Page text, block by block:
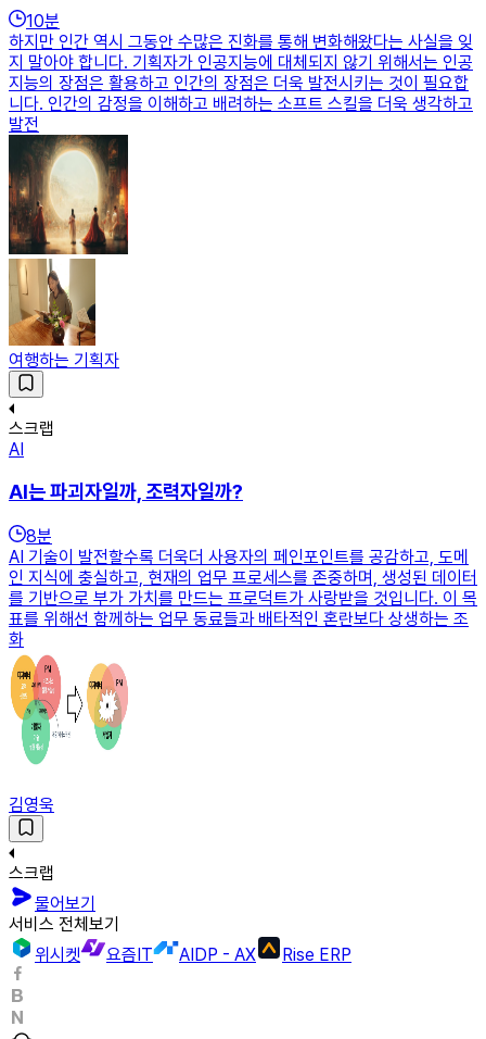
10분
하지만 인간 역시 그동안 수많은 진화를 통해 변화해왔다는 사실을 잊
지 말아야 합니다. 기획자가 인공지능에 대체되지 않기 위해서는 인공
지능의 장점은 활용하고 인간의 장점은 더욱 발전시키는 것이 필요합
니다. 인간의 감정을 이해하고 배려하는 소프트 스킬을 더욱 생각하고
발전
여행하는 기획자
스크랩
AI
AI는 파괴자일까, 조력자일까?
8분
AI 기술이 발전할수록 더욱더 사용자의 페인포인트를 공감하고, 도메
인 지식에 충실하고, 현재의 업무 프로세스를 존중하며, 생성된 데이터
를 기반으로 부가 가치를 만드는 프로덕트가 사랑받을 것입니다. 이 목
표를 위해선 함께하는 업무 동료들과 배타적인 혼란보다 상생하는 조
화
김영욱
스크랩
물어보기
서비스 전체보기
위시켓
요즘IT AIDP - AX Rise ERP